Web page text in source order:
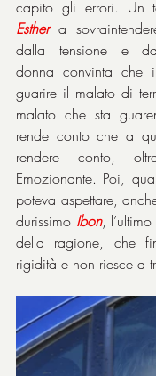
Esther a
dalla tensione e
donna convinta che
guarire il malato di
malato che sta
rende conto che a
rendere conto,
Emozionante. Poi,
poteva aspettare,
durissimo Ibon,
della ragione, che
rigidità e non riesce a